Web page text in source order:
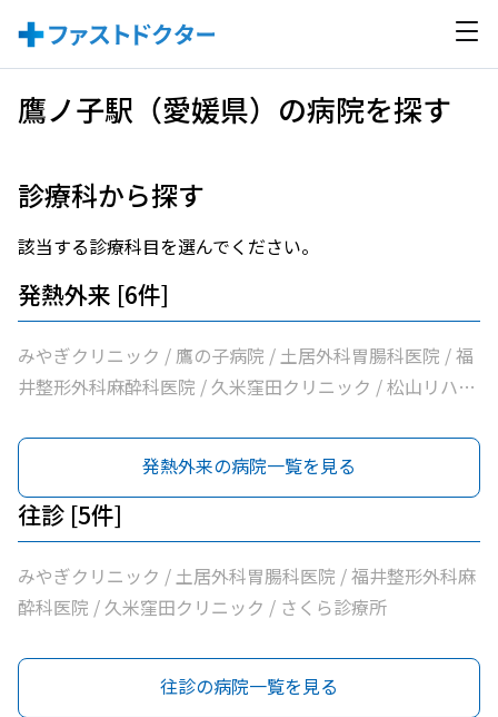
鷹ノ子駅（愛媛県）の病院を探す
診療科から探す
該当する診療科目を選んでください。
発熱外来 [6件]
みやぎクリニック / 鷹の子病院 / 土居外科胃腸科医院 / 福
井整形外科麻酔科医院 / 久米窪田クリニック / 松山リハビ
発熱外来の病院一覧を見る
往診 [5件]
みやぎクリニック / 土居外科胃腸科医院 / 福井整形外科麻
酔科医院 / 久米窪田クリニック / さくら診療所
往診の病院一覧を見る